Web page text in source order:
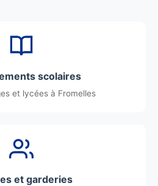
scolaires
et lycées à Fromelles
et garderies